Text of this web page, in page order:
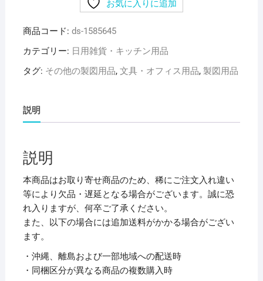
ト
ラ
ポ
ト
フ
オ・
ナ
ス
カ
フ
レ
ッ
ク
ス
お気に入りに追加
商品コード: ds-1585645
カテゴリー: 日用雑貨・キッチン用品
タグ: その他の製図用品, 文具・オフィス用品, 製図用品
説明
説明
本商品はお取り寄せ商品のため、稀にご注文入れ違い
等により欠品・遅延となる場合がございます。誠に恐
れ入りますが、何卒ご了承ください。
また、以下の場合には追加送料がかかる場合がござい
ます。
・沖縄、離島および一部地域への配送時
・同梱区分が異なる商品の複数購入時